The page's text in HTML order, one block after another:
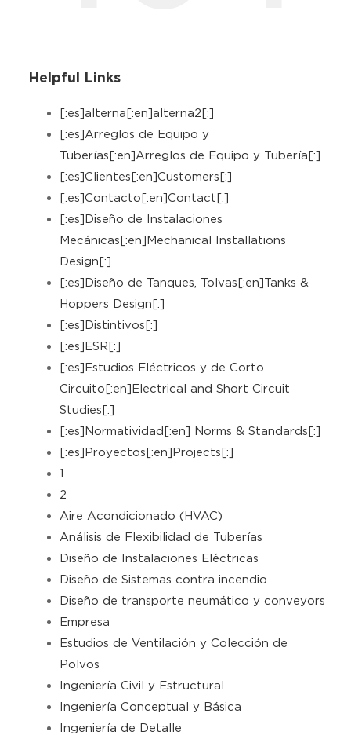
Helpful Links
[:es]alterna[:en]alterna2[:]
[:es]Arreglos de Equipo y
Tuberías[:en]Arreglos de Equipo y Tubería[:]
[:es]Clientes[:en]Customers[:]
[:es]Contacto[:en]Contact[:]
[:es]Diseño de Instalaciones
Mecánicas[:en]Mechanical Installations
Design[:]
[:es]Diseño de Tanques, Tolvas[:en]Tanks &
Hoppers Design[:]
[:es]Distintivos[:]
[:es]ESR[:]
[:es]Estudios Eléctricos y de Corto
Circuito[:en]Electrical and Short Circuit
Studies[:]
[:es]Normatividad[:en] Norms & Standards[:]
[:es]Proyectos[:en]Projects[:]
1
2
Aire Acondicionado (HVAC)
Análisis de Flexibilidad de Tuberías
Diseño de Instalaciones Eléctricas
Diseño de Sistemas contra incendio
Diseño de transporte neumático y conveyors
Empresa
Estudios de Ventilación y Colección de
Polvos
Ingeniería Civil y Estructural
Ingeniería Conceptual y Básica
Ingeniería de Detalle